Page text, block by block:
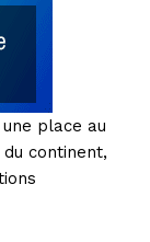
place au
continent,